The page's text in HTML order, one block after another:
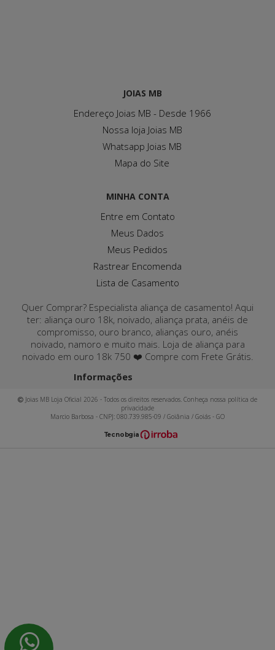
JOIAS MB
Endereço Joias MB - Desde 1966
Nossa loja Joias MB
Whatsapp Joias MB
Mapa do Site
MINHA CONTA
Entre em Contato
Meus Dados
Meus Pedidos
Rastrear Encomenda
Lista de Casamento
Quer Comprar? Especialista aliança de casamento! Aqui
ter: aliança ouro 18k, noivado, aliança prata, anéis de
compromisso, ouro branco, alianças ouro, anéis
noivado, namoro e muito mais. Loja de aliança para
noivado em ouro 18k 750 ❤️ Compre com Frete Grátis.
Informações
Joias MB Loja Oficial 2026 - Todos os direitos reservados. Conheça nossa política de
privacidade
Marcio Barbosa - CNPJ: 080.739.985-09 / Goiânia / Goiás - GO
Tecnologia